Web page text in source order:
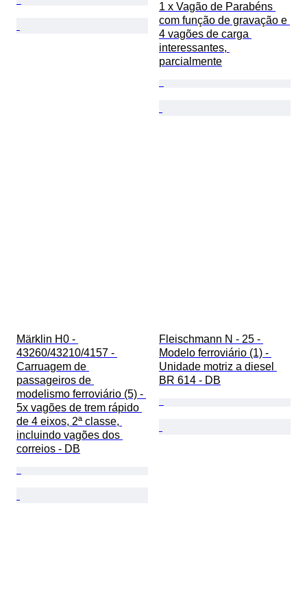
1 x Vagão de Parabéns
com função de gravação e
4 vagões de carga
interessantes,
parcialmente
Märklin H0 -
43260/43210/4157 -
Carruagem de
passageiros de
modelismo ferroviário (5) -
5x vagões de trem rápido
de 4 eixos, 2ª classe,
incluindo vagões dos
correios - DB
Fleischmann N - 25 -
Modelo ferroviário (1) -
Unidade motriz a diesel
BR 614 - DB